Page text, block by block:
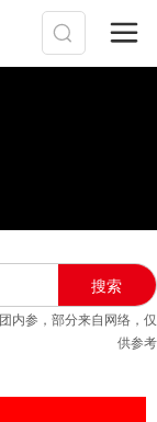
搜索
内参，部分来自网络，仅
供参考